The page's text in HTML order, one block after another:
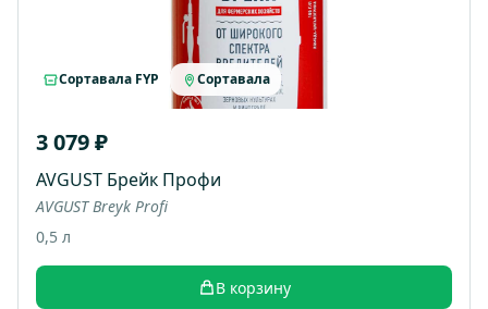
Сортавала FYP Сортавала
3 079 ₽
AVGUST Брейк Профи
AVGUST Breyk Profi
0,5 л
В корзину